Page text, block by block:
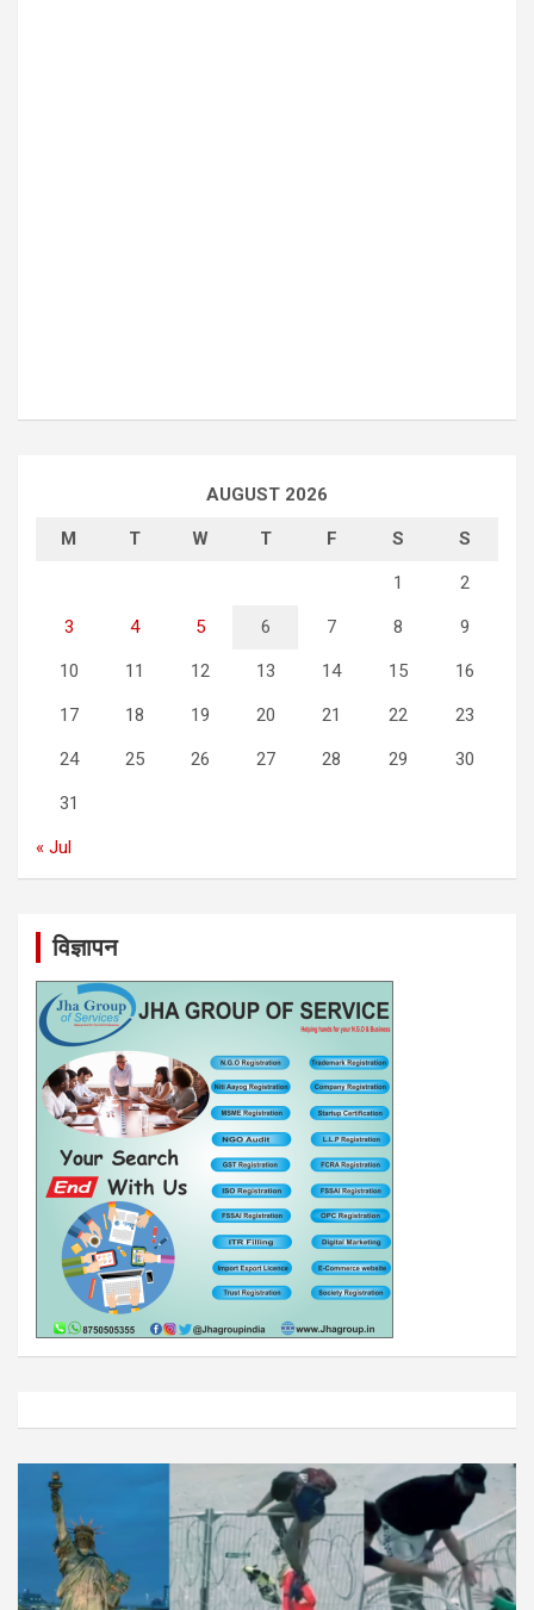
AUGUST 2026
M T W T F S S
1 2
3 4 5 6 7 8 9
10 11 12 13 14 15 16
17 18 19 20 21 22 23
24 25 26 27 28 29 30
31
« Jul
विज्ञापन